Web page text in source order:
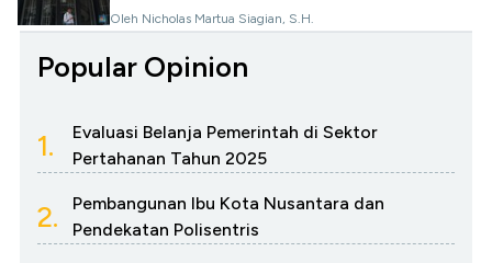
Oleh Nicholas Martua Siagian, S.H.
Popular Opinion
1.
Evaluasi Belanja Pemerintah di Sektor
Pertahanan Tahun 2025
2.
Pembangunan Ibu Kota Nusantara dan
Pendekatan Polisentris